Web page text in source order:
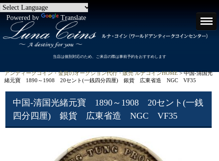
Powered by Translate
当店は個別対応のため、ご来店の際は事前予約をおすすめします
アンティークコイン・金貨のオークション代行・販売 ルナコインHOME> 中国-清国光
緒元寶 1890～1908 20セント(一銭四分四厘) 銀貨 広東省造 NGC VF35
中国-清国光緒元寶 1890～1908 20セント(一銭
四分四厘) 銀貨 広東省造 NGC VF35